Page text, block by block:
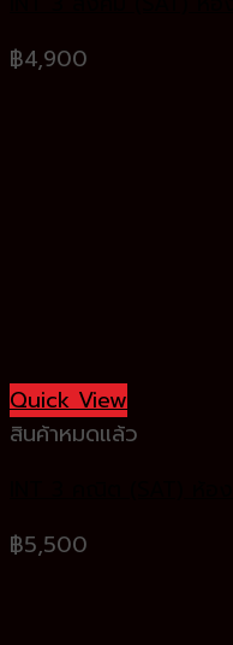
฿4,900
Quick View
สินค้าหมดแล้ว
฿5,500